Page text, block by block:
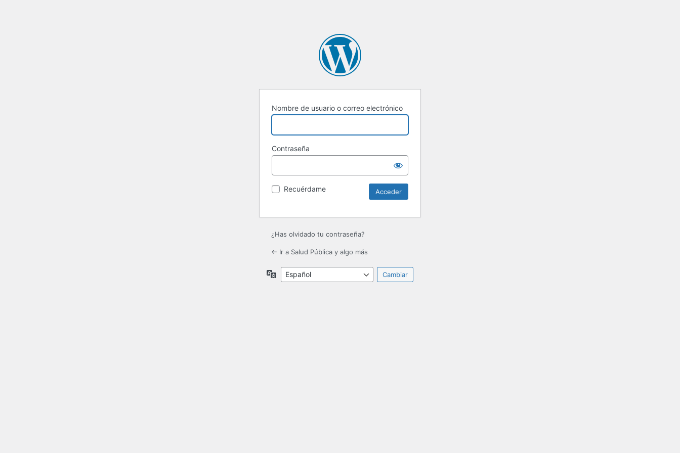
Nombre de usuario o correo electrónico
Contraseña
Recuérdame
¿Has olvidado tu contraseña?
← Ir a Salud Pública y algo más
Idioma